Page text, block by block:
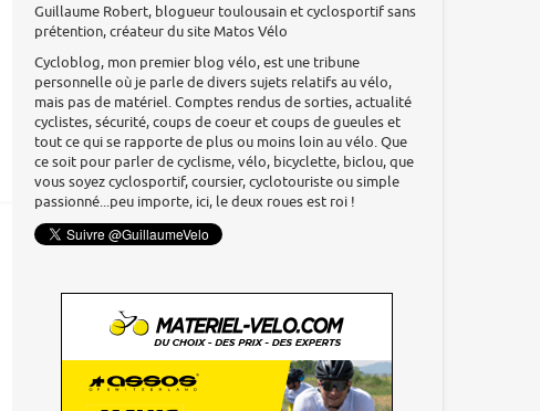
Guillaume Robert, blogueur toulousain et cyclosportif sans
prétention, créateur du site Matos Vélo
Cycloblog, mon premier blog vélo, est une tribune
personnelle où je parle de divers sujets relatifs au vélo,
mais pas de matériel. Comptes rendus de sorties, actualité
cyclistes, sécurité, coups de coeur et coups de gueules et
tout ce qui se rapporte de plus ou moins loin au vélo. Que
ce soit pour parler de cyclisme, vélo, bicyclette, biclou, que
vous soyez cyclosportif, coursier, cyclotouriste ou simple
passionné...peu importe, ici, le deux roues est roi !